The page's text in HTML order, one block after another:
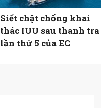
Siết chặt chống khai
thác IUU sau thanh tra
lần thứ 5 của EC